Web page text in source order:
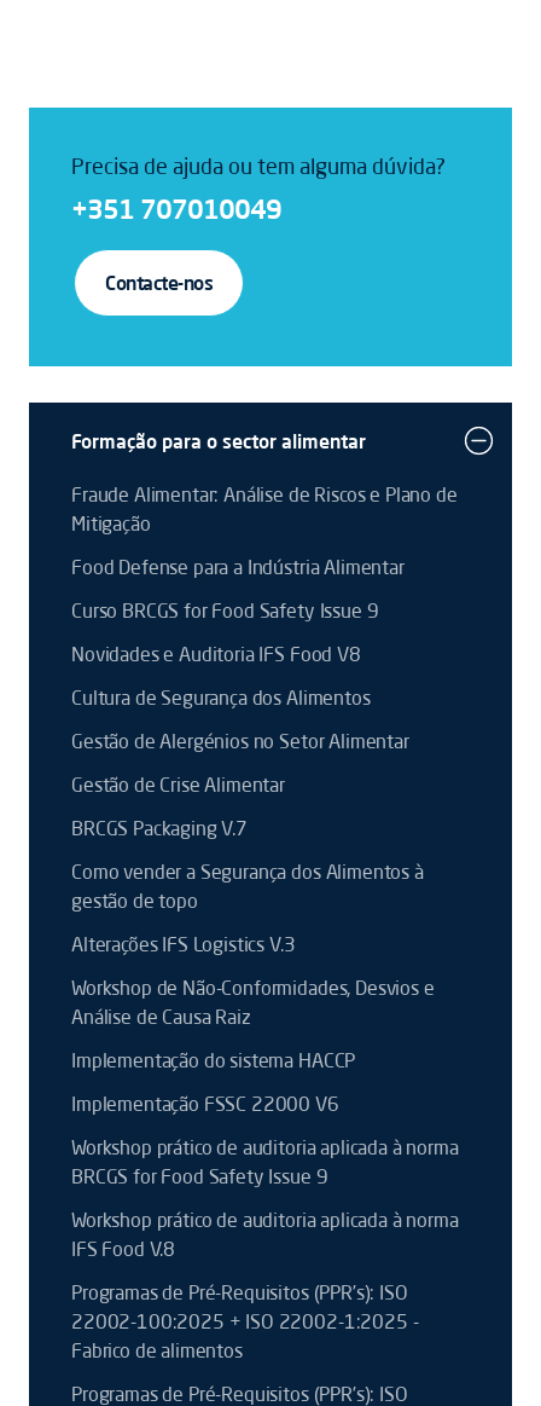
Precisa de ajuda ou tem alguma dúvida?
+351 707010049
Contacte-nos
Formação para o sector alimentar
Fraude Alimentar: Análise de Riscos e Plano de
Mitigação
Food Defense para a Indústria Alimentar
Curso BRCGS for Food Safety Issue 9
Novidades e Auditoria IFS Food V8
Cultura de Segurança dos Alimentos
Gestão de Alergénios no Setor Alimentar
Gestão de Crise Alimentar
BRCGS Packaging V.7
Como vender a Segurança dos Alimentos à
gestão de topo
Alterações IFS Logistics V.3
Workshop de Não-Conformidades, Desvios e
Análise de Causa Raiz
Implementação do sistema HACCP
Implementação FSSC 22000 V6
Workshop prático de auditoria aplicada à norma
BRCGS for Food Safety Issue 9
Workshop prático de auditoria aplicada à norma
IFS Food V.8
Programas de Pré-Requisitos (PPR’s): ISO
22002-100:2025 + ISO 22002-1:2025 -
Fabrico de alimentos
Programas de Pré-Requisitos (PPR’s): ISO